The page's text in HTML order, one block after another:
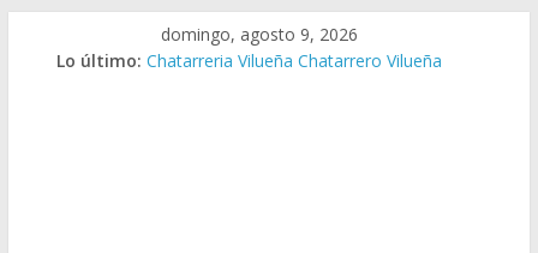
domingo, agosto 9, 2026
Lo último: Chatarreria Vilueña Chatarrero Vilueña